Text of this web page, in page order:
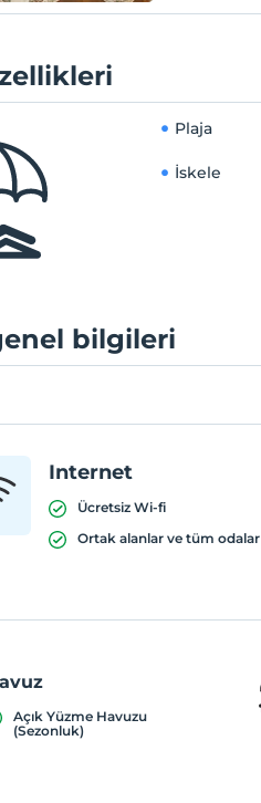
Plaja
İskele
bilgileri
Internet
Ücretsiz Wi-fi
Ortak alanlar ve tüm odalar
Açık Yüzme Havuzu
(Sezonluk)